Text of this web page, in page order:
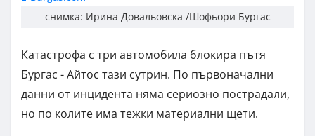
снимка: Ирина Довальовска /Шофьори Бургас
Катастрофа с три автомобила блокира пътя
Бургас - Айтос тази сутрин. По първоначални
данни от инцидента няма сериозно пострадали,
но по колите има тежки материални щети.